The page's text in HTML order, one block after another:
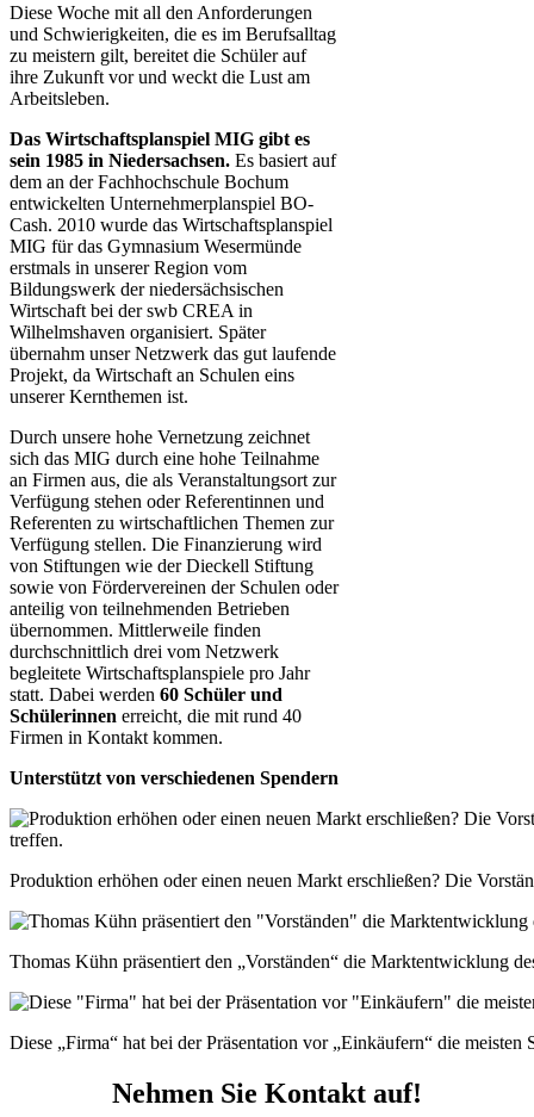
Diese Woche mit all den Anforderungen
und Schwierigkeiten, die es im Berufsalltag
zu meistern gilt, bereitet die Schüler auf
ihre Zukunft vor und weckt die Lust am
Arbeitsleben.
Das Wirtschaftsplanspiel MIG gibt es
sein 1985 in Niedersachsen. Es basiert auf
dem an der Fachhochschule Bochum
entwickelten Unternehmerplanspiel BO-
Cash. 2010 wurde das Wirtschaftsplanspiel
MIG für das Gymnasium Wesermünde
erstmals in unserer Region vom
Bildungswerk der niedersächsischen
Wirtschaft bei der swb CREA in
Wilhelmshaven organisiert. Später
übernahm unser Netzwerk das gut laufende
Projekt, da Wirtschaft an Schulen eins
unserer Kernthemen ist.
Durch unsere hohe Vernetzung zeichnet
sich das MIG durch eine hohe Teilnahme
an Firmen aus, die als Veranstaltungsort zur
Verfügung stehen oder Referentinnen und
Referenten zu wirtschaftlichen Themen zur
Verfügung stellen. Die Finanzierung wird
von Stiftungen wie der Dieckell Stiftung
sowie von Fördervereinen der Schulen oder
anteilig von teilnehmenden Betrieben
übernommen. Mittlerweile finden
durchschnittlich drei vom Netzwerk
begleitete Wirtschaftsplanspiele pro Jahr
statt. Dabei werden 60 Schüler und
Schülerinnen erreicht, die mit rund 40
Firmen in Kontakt kommen.
Unterstützt von verschiedenen Spendern
Produktion erhöhen oder einen neuen Markt erschließen? Die
Thomas Kühn präsentiert den „Vorständen“ die Marktentwicklung
Diese „Firma“ hat bei der Präsentation vor „Einkäufern“ die meisten
Nehmen Sie Kontakt auf!